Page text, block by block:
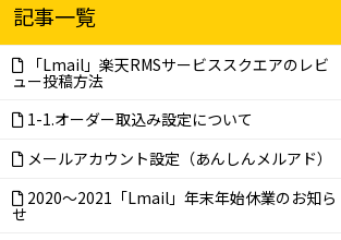
記事一覧
「Lmail」楽天RMSサービススクエアのレビ
ュー投稿方法
1-1.オーダー取込み設定について
メールアカウント設定（あんしんメルアド）
2020～2021「Lmail」年末年始休業のお知ら
せ